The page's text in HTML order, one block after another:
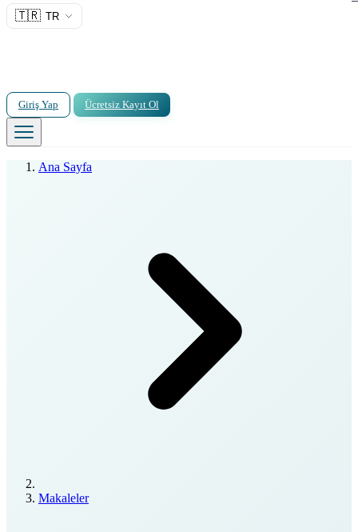
🇹🇷 TR
Giriş Yap Ücretsiz Kayıt Ol
Ana Sayfa
Makaleler